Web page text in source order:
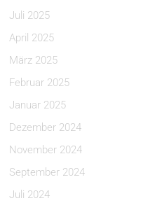
Juli 2025
April 2025
März 2025
Februar 2025
Januar 2025
Dezember 2024
November 2024
September 2024
Juli 2024